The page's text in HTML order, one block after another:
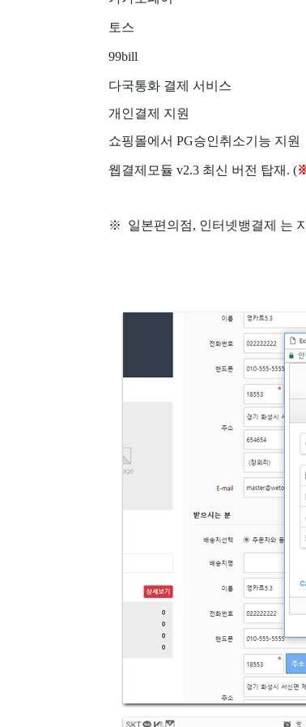
토스
99bill
다국통화 결제 서비스
개인결제 지원
쇼핑몰에서 PG승인취소기능 지원
웹결제모듈 v2.3 최신 버전 탑재. (
※ 일본편의점, 인터넷뱅결제 는